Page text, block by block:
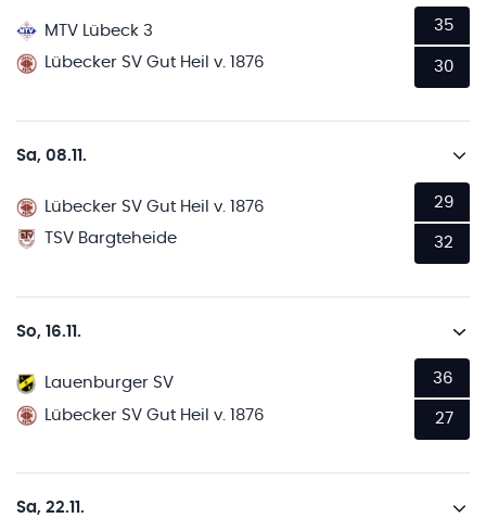
MTV Lübeck 3
Lübecker SV Gut Heil v. 1876
35
30
Sa, 08.11.
Lübecker SV Gut Heil v. 1876
TSV Bargteheide
29
32
So, 16.11.
Lauenburger SV
Lübecker SV Gut Heil v. 1876
36
27
Sa, 22.11.